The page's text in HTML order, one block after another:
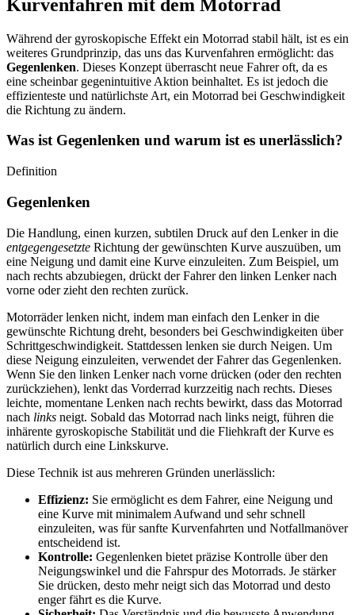
Kurvenfahren mit dem Motorrad
Während der gyroskopische Effekt ein Motorrad stabil hält, ist es ein
weiteres Grundprinzip, das uns das Kurvenfahren ermöglicht: das
Gegenlenken. Dieses Konzept überrascht neue Fahrer oft, da es
eine scheinbar gegenintuitive Aktion beinhaltet. Es ist jedoch die
effizienteste und natürlichste Art, ein Motorrad bei Geschwindigkeit
die Richtung zu ändern.
Was ist Gegenlenken und warum ist es unerlässlich?
Definition
Gegenlenken
Die Handlung, einen kurzen, subtilen Druck auf den Lenker in die
entgegengesetzte Richtung der gewünschten Kurve auszuüben, um
eine Neigung und damit eine Kurve einzuleiten. Zum Beispiel, um
nach rechts abzubiegen, drückt der Fahrer den linken Lenker nach
vorne oder zieht den rechten zurück.
Motorräder lenken nicht, indem man einfach den Lenker in die
gewünschte Richtung dreht, besonders bei Geschwindigkeiten über
Schrittgeschwindigkeit. Stattdessen lenken sie durch Neigen. Um
diese Neigung einzuleiten, verwendet der Fahrer das Gegenlenken.
Wenn Sie den linken Lenker nach vorne drücken (oder den rechten
zurückziehen), lenkt das Vorderrad kurzzeitig nach rechts. Dieses
leichte, momentane Lenken nach rechts bewirkt, dass das Motorrad
nach links neigt. Sobald das Motorrad nach links neigt, führen die
inhärente gyroskopische Stabilität und die Fliehkraft der Kurve es
natürlich durch eine Linkskurve.
Diese Technik ist aus mehreren Gründen unerlässlich:
Effizienz: Sie ermöglicht es dem Fahrer, eine Neigung und
eine Kurve mit minimalem Aufwand und sehr schnell
einzuleiten, was für sanfte Kurvenfahrten und Notfallmanöver
entscheidend ist.
Kontrolle: Gegenlenken bietet präzise Kontrolle über den
Neigungswinkel und die Fahrspur des Motorrads. Je stärker
Sie drücken, desto mehr neigt sich das Motorrad und desto
enger fährt es die Kurve.